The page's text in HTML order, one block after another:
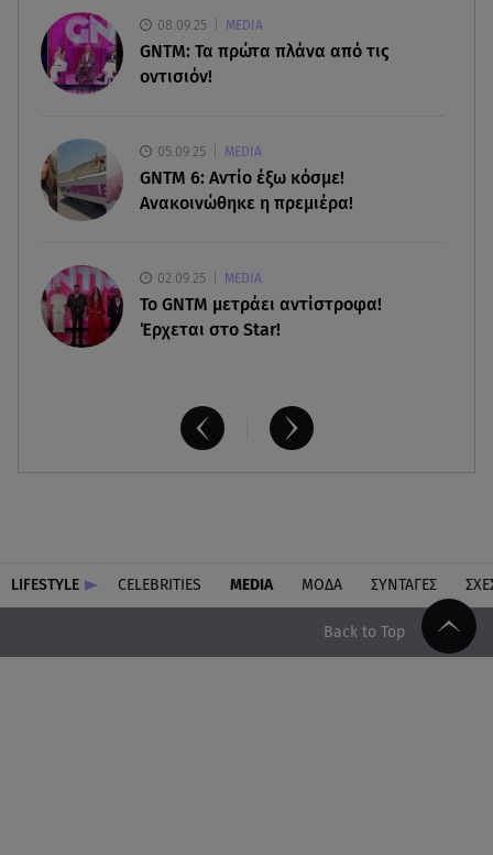
07.08.26 , 21:00
MINI Aceman E: Τα αξεσουάρ για περιπετειώδεις
08.09.25 MEDIA
GNTM: Τα πρώτα πλάνα από τις
οντισιόν!
05.09.25 MEDIA
GNTM 6: Αντίο έξω κόσμε!
Ανακοινώθηκε η πρεμιέρα!
02.09.25 MEDIA
Το GNTM μετράει αντίστροφα!
Έρχεται στο Star!
LIFESTYLE CELEBRITIES MEDIA ΜΟΔΑ ΣΥΝΤΑΓΕΣ
Back to Top